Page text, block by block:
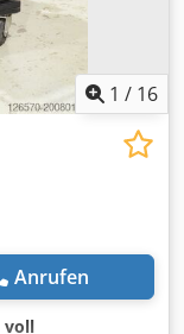
1 / 16
Anrufen
voll